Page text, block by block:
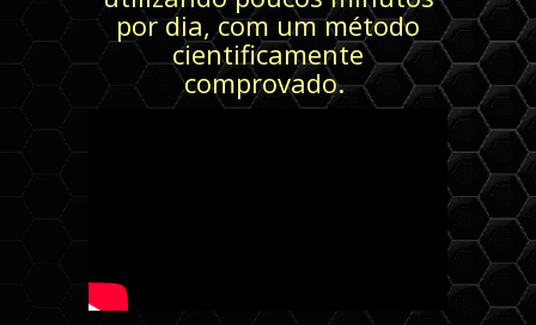
por dia, com um método
cientificamente
comprovado.